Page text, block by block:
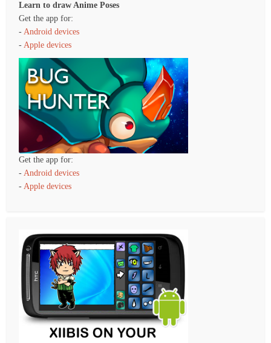
Learn to draw Anime Poses
Get the app for:
-Android devices
-Apple devices
Get the app for:
- Android devices
- Apple devices